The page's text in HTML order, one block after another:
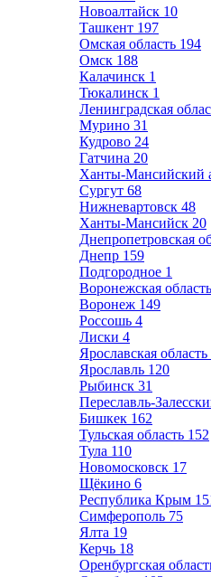
Новоалтайск 10
Ташкент 197
Омская область 194
Омск 188
Калачинск 1
Тюкалинск 1
Ленинградская
Мурино 31
Кудрово 24
Гатчина 20
Ханты-Мансийский
Сургут 68
Нижневартовск 48
Ханты-Мансийск 20
Днепропетровская
Днепр 159
Подгородное 1
Воронежская область
Воронеж 149
Россошь 4
Лиски 4
Ярославская область
Ярославль 120
Рыбинск 31
Переславль-
Бишкек 162
Тульская область 152
Тула 110
Новомосковск 17
Щёкино 6
Республика Крым
Симферополь 75
Ялта 19
Керчь 18
Оренбургская